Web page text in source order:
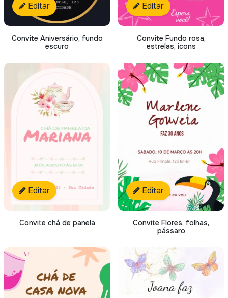
Editar
Convite Aniversário, fundo
escuro
Editar
Convite Fundo rosa,
estrelas, icons
Editar
Convite chá de panela
Editar
Convite Flores, folhas,
pássaro